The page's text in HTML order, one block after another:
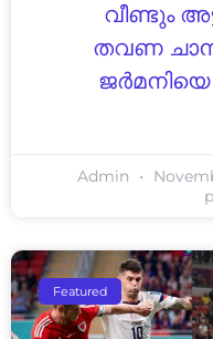
വീണ്ടും
തവണ
ജർമനിയെ
Admin
Featured